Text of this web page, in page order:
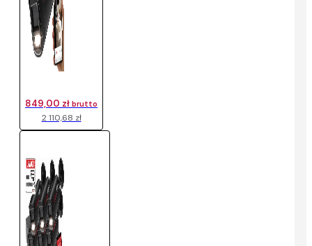
2 110,68 zł
849,00 zł brutto